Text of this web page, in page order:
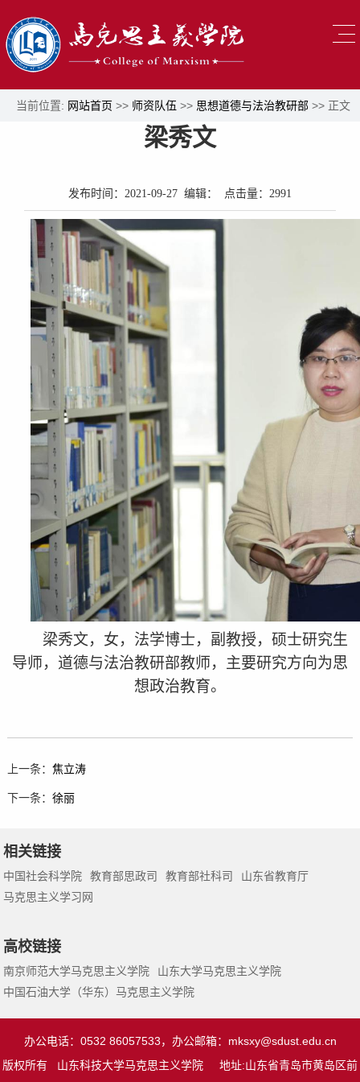
当前位置: 网站首页 >> 师资队伍 >> 思想道德与法治教研部 >> 正文
梁秀文
发布时间：2021-09-27 编辑： 点击量： 2991
梁秀文，女，法学博士，副教授，硕士研究生
导师， 道德与法治教研部教师，主要研究方向为思
想政治教育。
上一条： 焦立涛
下一条： 徐丽
相关链接
中国社会科学院 教育部思政司 教育部社科司
山东省教育厅
马克思主义学习网
高校链接
南京师范大学马克思主义学院
山东大学马克思主义学院
中国石油大学（华东）马克思主义学院
办公电话：0532 86057533，办公邮箱： mksxy@sdust.edu.cn
版权所有 山东科技大学马克思主义学院 地址:山东省青岛市黄岛区前